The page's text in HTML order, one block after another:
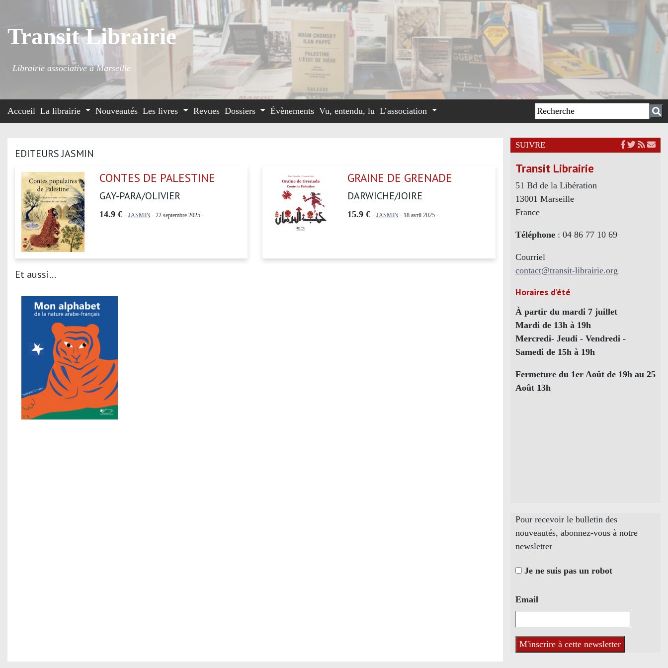
Transit Librairie
Librairie associative à Marseille
Accueil La librairie Nouveautés Les livres Revues Dossiers Évènements Vu, entendu, lu L’association
EDITEURS JASMIN
CONTES DE PALESTINE
GAY-PARA/OLIVIER
14.9 € -JASMIN - 22 septembre 2025 -
GRAINE DE GRENADE
DARWICHE/JOIRE
15.9 € - JASMIN- 18 avril 2025 -
Et aussi...
SUIVRE
Transit Librairie
51 Bd de la Libération
13001 Marseille
France
Téléphone: 04 86 77 10 69
Courriel
contact@transit-librairie.org
Horaires d’été
À partir du mardi 7 juillet
Mardi de 13h à 19h
Mercredi- Jeudi - Vendredi -
Samedi de 15h à 19h
Fermeture du 1er Août de 19h au 25
Août 13h
Pour recevoir le bulletin des
nouveautés, abonnez-vous à notre
newsletter
Je ne suis pas un robot
Email